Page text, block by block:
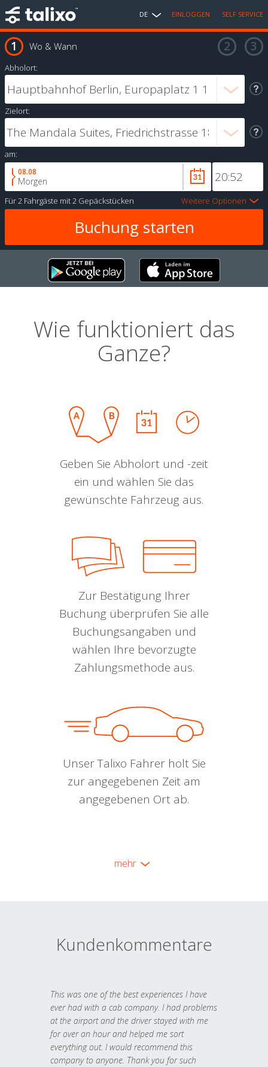
DE EINLOGGEN SELF SERVICE
Wo & Wann
Abholort:
Zielort:
am:
08.08
Morgen
Für2 Fahrgäste mit2 Gepäckstücken Weitere Optionen
Wie funktioniert das
Ganze?
Geben Sie Abholort und -zeit
ein und wählen Sie das
gewünschte Fahrzeug aus.
Zur Bestätigung Ihrer
Buchung überprüfen Sie alle
Buchungsangaben und
wählen Ihre bevorzugte
Zahlungsmethode aus.
Unser Talixo Fahrer holt Sie
zur angegebenen Zeit am
angegebenen Ort ab.
mehr
Kundenkommentare
This was one of the best experiences I have
ever had with a cab company. I had problems
at the airport and the driver stayed with me
for over an hour and helped me sort
everything out. I would recommend this
company to anyone. Thank you for such